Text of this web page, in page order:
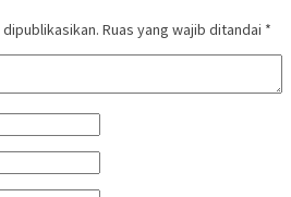
Ruas yang wajib ditandai *